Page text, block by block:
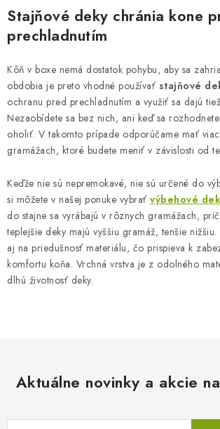
i
e
p
r
v
k
y
v
ý
p
i
s
u
Stajňové deky chránia kone
prechladnutím
Kôň v boxe nemá dostatok pohybu, aby sa
obdobia je preto vhodné používať stajňové
ochranu pred prechladnutím a využiť sa dajú
Nezaobídete sa bez nich, ani keď sa
oholiť. V takomto prípade odporúčame mať
gramážach, ktoré budete meniť v závislosti od
Keďže nie sú nepremokavé, nie sú určené do
si môžete v našej ponuke vybrať výbehové
do stajne sa vyrábajú v rôznych gramážach,
teplejšie deky majú vyššiu gramáž, tenšie
aj na priedušnosť materiálu, čo prispieva k
komfortu koňa. Vrchná vrstva je z odolného
dlhú životnosť deky.
Aktuálne novinky a akcie